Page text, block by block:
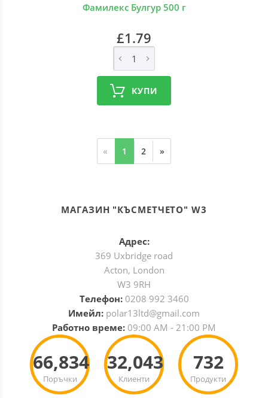
Фамилекс Булгур 500 г
£1.79
КУПИ
« 1 2 »
МАГАЗИН "КЪСМЕТЧЕТО" W3
Адрес:
369 Uxbridge road
Acton, London
W3 9RH
Телефон: 0208 992 3460
Имейл: polar13ltd@gmail.com
Работно време: 09:00 AM - 21:00 PM
Поръчки
66,834
Клиенти
32,043
Продукти
732